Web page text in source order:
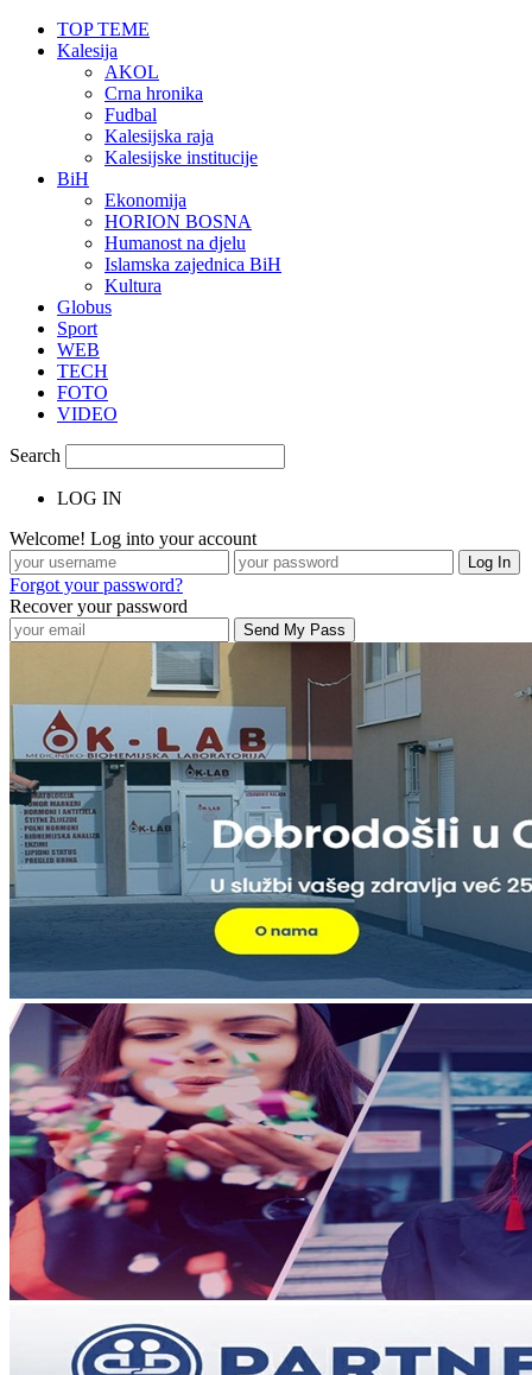
TOP TEME
Kalesija
AKOL
Crna hronika
Fudbal
Kalesijska raja
Kalesijske institucije
BiH
Ekonomija
HORION BOSNA
Humanost na djelu
Islamska zajednica BiH
Kultura
Globus
Sport
WEB
TECH
FOTO
VIDEO
Search
LOG IN
Welcome! Log into your account
Forgot your password?
Recover your password